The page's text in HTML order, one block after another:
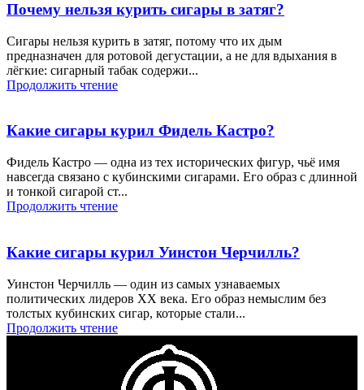
Почему нельзя курить сигары в затяг?
Сигары нельзя курить в затяг, потому что их дым
предназначен для ротовой дегустации, а не для вдыхания в
лёгкие: сигарный табак содержи...
Продолжить чтение
Какие сигары курил Фидель Кастро?
Фидель Кастро — одна из тех исторических фигур, чьё имя
навсегда связано с кубинскими сигарами. Его образ с длинной
и тонкой сигарой ст...
Продолжить чтение
Какие сигары курил Уинстон Черчилль?
Уинстон Черчилль — один из самых узнаваемых
политических лидеров XX века. Его образ немыслим без
толстых кубинских сигар, которые стали...
Продолжить чтение